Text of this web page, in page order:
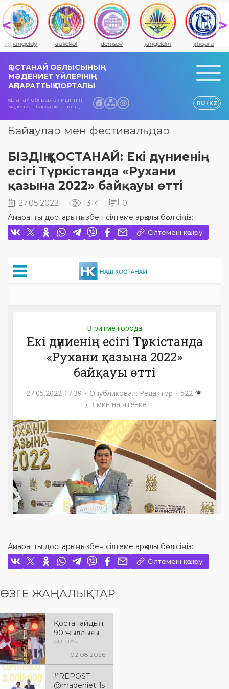
amangeldy auliekol denisov jangeldin jitiqara
ҚОСТАНАЙ ОБЛЫСЫНЫҢ
МӘДЕНИЕТ ҮЙЛЕРІНІҢ
АҚПАРАТТЫҚ ПОРТАЛЫ
Қостанай облысы әкімдігінің
мәдениет басқармасының
RU KZ
Байқаулар мен фестивальдар
БІЗДІҢ ҚОСТАНАЙ: Екі дүниенің
есігі Түркістанда «Рухани
қазына 2022» байқауы өтті
27.05.2022 1314 0
Ақпаратты достарыңызбен сілтеме арқылы бөлісіңіз:
Сілтемені көшіру
Ақпаратты достарыңызбен сілтеме арқылы бөлісіңіз:
Сілтемені көшіру
ӨЗГЕ ЖАҢАЛЫҚТАР
Қостанайдың
90 жылдығы:
ән мен
әсерге толы
02.08.2026
#REPOST
@madeniet_ls